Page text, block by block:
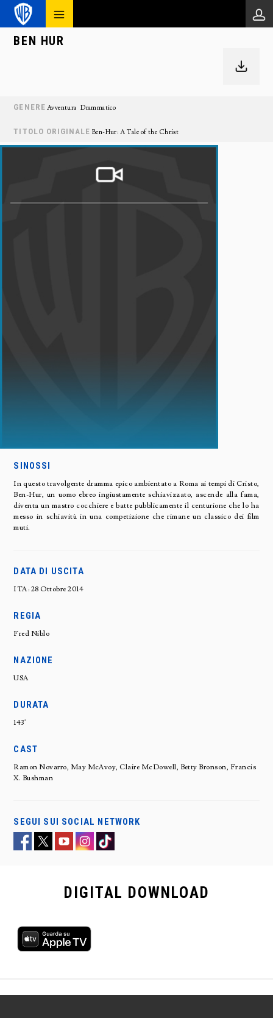
BEN HUR
GENERE Avventura Drammatico
TITOLO ORIGINALE Ben-Hur: A Tale of the Christ
SINOSSI
In questo travolgente dramma epico ambientato a Roma ai tempi di Cristo,
Ben-Hur, un uomo ebreo ingiustamente schiavizzato, ascende alla fama,
diventa un mastro cocchiere e batte pubblicamente il centurione che lo ha
messo in schiavitù in una competizione che rimane un classico dei film
muti.
DATA DI USCITA
ITA: 28 Ottobre 2014
REGIA
Fred Niblo
NAZIONE
USA
DURATA
143'
CAST
Ramon Novarro, May McAvoy, Claire McDowell, Betty Bronson, Francis
X. Bushman
SEGUI SUI SOCIAL NETWORK
DIGITAL DOWNLOAD